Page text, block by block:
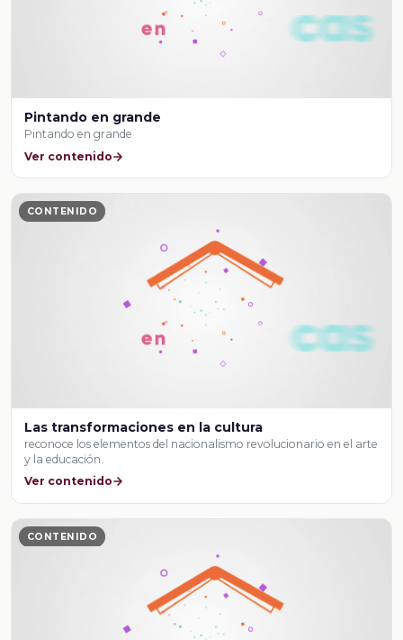
Pintando en grande
Pintando en grande
Ver contenido
CONTENIDO
Las transformaciones en la cultura
reconoce los elementos del nacionalismo revolucionario en el arte
y la educación.
Ver contenido
CONTENIDO